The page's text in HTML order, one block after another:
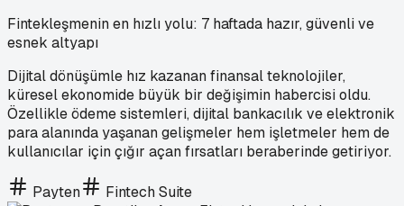
Fintekleşmenin en hızlı yolu: 7 haftada hazır, güvenli ve
esnek altyapı
Dijital dönüşümle hız kazanan finansal teknolojiler,
küresel ekonomide büyük bir değişimin habercisi oldu.
Özellikle ödeme sistemleri, dijital bankacılık ve elektronik
para alanında yaşanan gelişmeler hem işletmeler hem de
kullanıcılar için çığır açan fırsatları beraberinde getiriyor.
Payten Fintech Suite